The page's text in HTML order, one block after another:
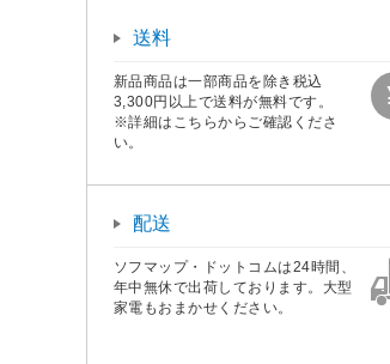
送料
新品商品は一部商品を除き税込
3,300円以上で送料が無料です。
※詳細はこちらからご確認くださ
い。
配送
ソフマップ・ドットコムは24時間、
年中無休で出荷しております。大型
家電もおまかせください。